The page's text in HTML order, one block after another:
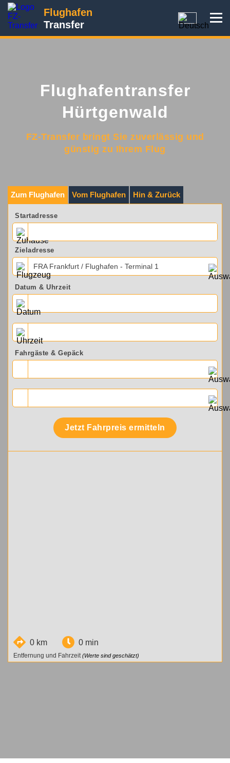
Flughafen
Transfer
Flughafentransfer
Hürtgenwald
FZ-Transfer bringt Sie zuverlässig und
günstig zu Ihrem Flug
Zum Flughafen Vom Flughafen Hin & Zurück
Startadresse
Zieladresse
FRA Frankfurt / Flughafen - Terminal 1
Datum & Uhrzeit
Fahrgäste & Gepäck
Jetzt Fahrpreis ermitteln
0 km 0 min
Entfernung und Fahrzeit(Werte sind geschätzt)